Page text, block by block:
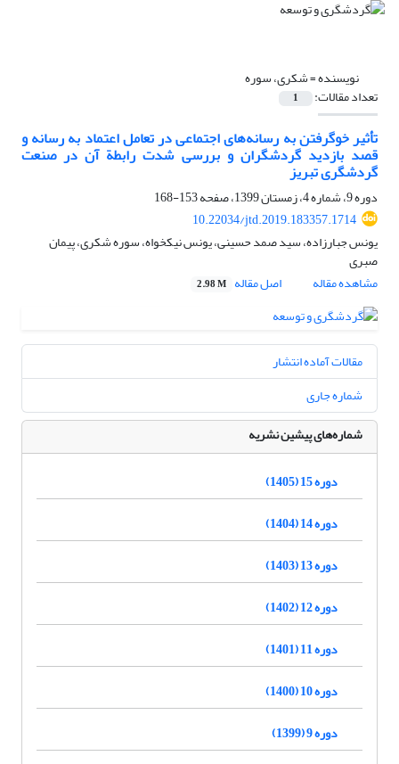
نویسنده =شکری، سوره
تعداد مقالات: 1
تأثیر خوگرفتن به رسانه‌های اجتماعی در تعامل اعتماد به رسانه و
قصد بازدید گردشگران و بررسی شدت رابطة آن در صنعت
گردشگری تبریز
دوره 9، شماره 4، زمستان 1399، صفحه
153-168
10.22034/jtd.2019.183357.1714
یونس جبارزاده، سید صمد حسینی، یونس نیکخواه، سوره شکری، پیمان
صبری
مشاهده مقاله
اصل مقاله 2.98 M
مقالات آماده انتشار
شماره جاری
شماره‌های پیشین نشریه
دوره 15 (1405)
دوره 14 (1404)
دوره 13 (1403)
دوره 12 (1402)
دوره 11 (1401)
دوره 10 (1400)
دوره 9 (1399)